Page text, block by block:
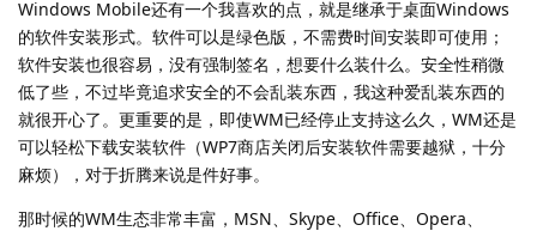
Windows Mobile还有一个我喜欢的点，就是继承于桌面Windows
的软件安装形式。软件可以是绿色版，不需费时间安装即可使用；
软件安装也很容易，没有强制签名，想要什么装什么。安全性稍微
低了些，不过毕竟追求安全的不会乱装东西，我这种爱乱装东西的
就很开心了。更重要的是，即使WM已经停止支持这么久，WM还是
可以轻松下载安装软件（WP7商店关闭后安装软件需要越狱，十分
麻烦），对于折腾来说是件好事。
那时候的WM生态非常丰富，MSN、Skype、Office、Opera、